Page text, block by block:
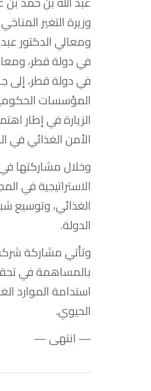
وزيرة التغير
ومعالي الدكتور عبد
في دولة قطر،
في دولة قطر، إلى
المؤسسات
الزيارة في إطار
الأمن الغذائي في
وخلال مشاركتها
الاستراتيجية في
الغذائي، وتوسيع
الدولة.
استدامة الموارد
الحيوي.
— انتهى —